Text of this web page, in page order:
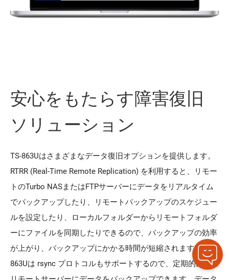
安心をもたらす障害復旧
ソリューション
TS-863Uはさまざまなデータ復旧オプションを提供します。
RTRR (Real-Time Remote Replication) を利用すると、リモー
トのTurbo NASまたはFTPサーバーにデータをリアルタイム
でバックアップしたり、リモートバックアップのスケジュー
ルを設定したり、ローカルフォルダーからリモートフォルダ
ーにファイルを同期したりできるので、バックアップの効率
が上がり、バックアップにかかる時間が短縮されます。TS-
863Uは rsync プロトコルもサポートするので、定期的に別の